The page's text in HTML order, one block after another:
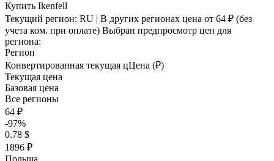
Купить Ikenfell
Текущий регион: RU | В других регионах цена от 64 ₽ (без
учета ком. при оплате) Выбран предпросмотр цен для
региона:
Регион
Конвертированная текущая цЦена (₽)
Текущая цена
Базовая цена
Все регионы
64 ₽
-97%
0.78 $
1896 ₽
Польша